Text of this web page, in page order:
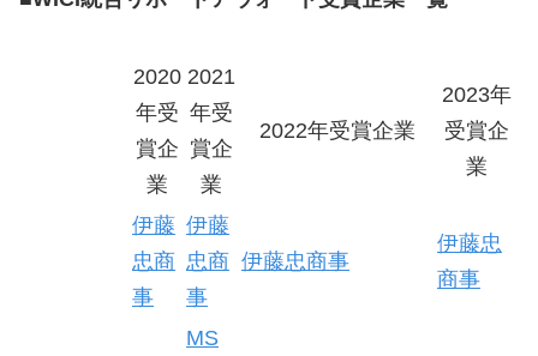
2020
年受
賞企
業
2021
年受
賞企
業
2022年受賞企業
2023年
受賞企
業
伊藤
忠商
事
伊藤
忠商
事
伊藤忠商事
伊藤忠
商事
MS